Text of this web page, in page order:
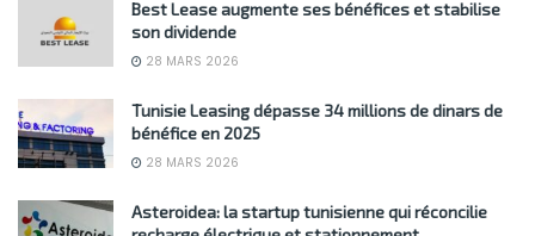
Best Lease augmente ses bénéfices et stabilise
son dividende
28 MARS 2026
Tunisie Leasing dépasse 34 millions de dinars de
bénéfice en 2025
28 MARS 2026
Asteroidea: la startup tunisienne qui réconcilie